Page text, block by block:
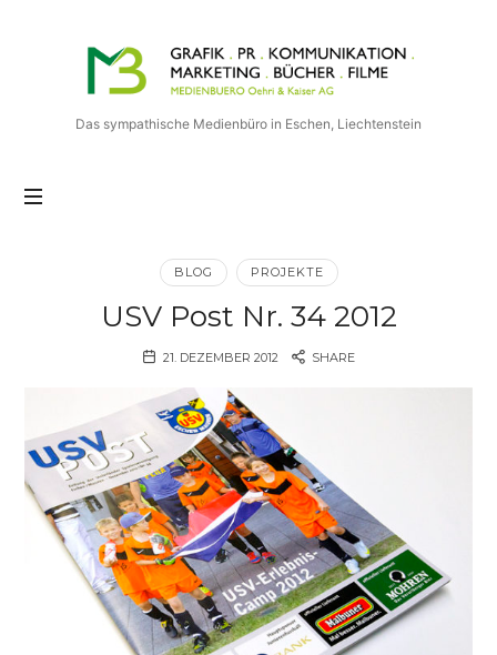
Medienbuero
Oehri
&
Kaiser
AG
Das sympathische Medienbüro in Eschen, Liechtenstein
BLOG PROJEKTE
USV Post Nr. 34 2012
21. DEZEMBER 2012 SHARE